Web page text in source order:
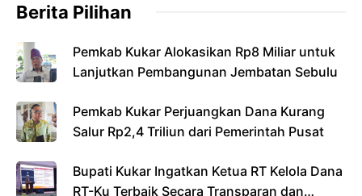
Berita Pilihan
Pemkab Kukar Alokasikan Rp8 Miliar untuk
Lanjutkan Pembangunan Jembatan Sebulu
Pemkab Kukar Perjuangkan Dana Kurang
Salur Rp2,4 Triliun dari Pemerintah Pusat
Bupati Kukar Ingatkan Ketua RT Kelola Dana
RT-Ku Terbaik Secara Transparan dan